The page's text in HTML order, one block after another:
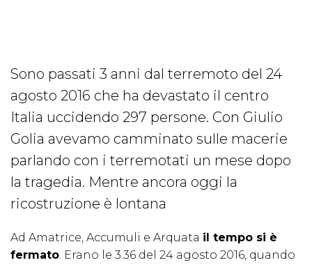
Sono passati 3 anni dal terremoto del 24
agosto 2016 che ha devastato il centro
Italia uccidendo 297 persone. Con Giulio
Golia avevamo camminato sulle macerie
parlando con i terremotati un mese dopo
la tragedia. Mentre ancora oggi la
ricostruzione è lontana
Ad Amatrice, Accumuli e Arquata il tempo si è
fermato. Erano le 3.36 del 24 agosto 2016, quando